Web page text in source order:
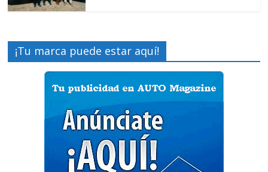
¡Tu marca puede estar aquí!